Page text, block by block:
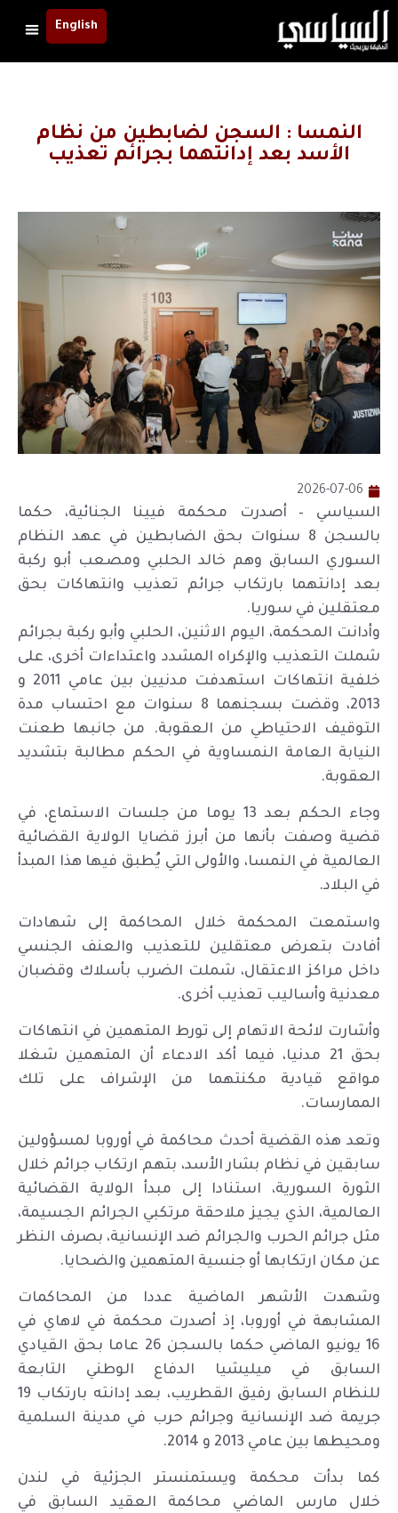
English
النمسا : السجن لضابطين من نظام
الأسد بعد إدانتهما بجرائم تعذيب
2026-07-06
السياسي – أصدرت محكمة فيينا الجنائية، حكما
بالسجن 8 سنوات بحق الضابطين في عهد النظام
السوري السابق وهم خالد الحلبي ومصعب أبو ركبة
بعد إدانتهما بارتكاب جرائم تعذيب وانتهاكات بحق
معتقلين في سوريا.
وأدانت المحكمة، اليوم الاثنين، الحلبي وأبو ركبة بجرائم
شملت التعذيب والإكراه المشدد واعتداءات أخرى، على
خلفية انتهاكات استهدفت مدنيين بين عامي 2011 و
2013، وقضت بسجنهما 8 سنوات مع احتساب مدة
التوقيف الاحتياطي من العقوبة. من جانبها طعنت
النيابة العامة النمساوية في الحكم مطالبة بتشديد
العقوبة.
وجاء الحكم بعد 13 يوما من جلسات الاستماع، في
قضية وصفت بأنها من أبرز قضايا الولاية القضائية
العالمية في النمسا، والأولى التي يُطبق فيها هذا المبدأ
في البلاد.
واستمعت المحكمة خلال المحاكمة إلى شهادات
أفادت بتعرض معتقلين للتعذيب والعنف الجنسي
داخل مراكز الاعتقال، شملت الضرب بأسلاك وقضبان
معدنية وأساليب تعذيب أخرى.
وأشارت لائحة الاتهام إلى تورط المتهمين في انتهاكات
بحق 21 مدنيا، فيما أكد الادعاء أن المتهمين شغلا
مواقع قيادية مكنتهما من الإشراف على تلك
الممارسات.
وتعد هذه القضية أحدث محاكمة في أوروبا لمسؤولين
سابقين في نظام بشار الأسد، بتهم ارتكاب جرائم خلال
الثورة السورية، استنادا إلى مبدأ الولاية القضائية
العالمية، الذي يجيز ملاحقة مرتكبي الجرائم الجسيمة،
مثل جرائم الحرب والجرائم ضد الإنسانية، بصرف النظر
عن مكان ارتكابها أو جنسية المتهمين والضحايا.
وشهدت الأشهر الماضية عددا من المحاكمات
المشابهة في أوروبا، إذ أصدرت محكمة في لاهاي في
16 يونيو الماضي حكما بالسجن 26 عاما بحق القيادي
السابق في ميليشيا الدفاع الوطني التابعة
للنظام السابق رفيق القطريب، بعد إدانته بارتكاب 19
جريمة ضد الإنسانية وجرائم حرب في مدينة السلمية
ومحيطها بين عامي 2013 و 2014.
كما بدأت محكمة ويستمنستر الجزئية في لندن
خلال مارس الماضي محاكمة العقيد السابق في